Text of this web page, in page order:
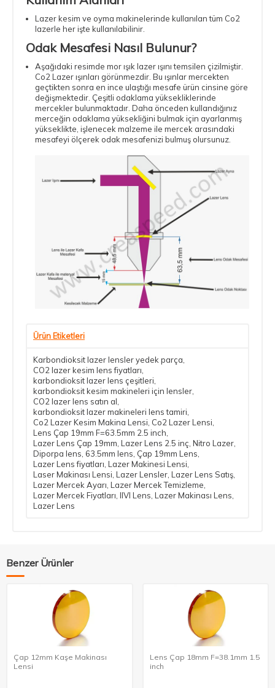
Lazer kesim ve oyma makinelerinde kullanılan tüm Co2
lazerle her işte kullanılabilinir.
Odak Mesafesi Nasıl Bulunur?
Aşağıdaki resimde mor ışık lazer ışını temsilen çizilmiştir.
Co2 Lazer ışınları görünmezdir. Bu ışınlar mercekten
geçtikten sonra en ince ulaştığı mesafe ürün cinsine göre
değişmektedir. Çeşitli odaklama yüksekliklerinde
mercekler bulunmaktadır. Daha önceden kullandığınız
merceğin odaklama yüksekliğini bulmak için ayarlanmış
yükseklikte, işlenecek malzeme ile mercek arasındaki
mesafeyi ölçerek odak mesafenizi bulmuş olursunuz.
Ürün Etiketleri
Karbondioksit lazer lensler yedek parça
CO2 lazer kesim lens fiyatları
karbondioksit lazer lens çeşitleri
karbondioksit kesim makineleri için lensler
CO2 lazer lens satın al
karbondioksit lazer makineleri lens tamiri
Co2 Lazer Kesim Makina Lensi Co2 Lazer Lensi
Lens Çap 19mm F=63.5mm 2.5 inch
Lazer Lens Çap 19mm Lazer Lens 2.5 inç Nitro Lazer
Diporpa lens 63.5mm lens Çap 19mm Lens
Lazer Lens fiyatları Lazer Makinesi Lensi
Laser Makinası Lensi Lazer Lensler Lazer Lens Satış
Lazer Mercek Ayarı Lazer Mercek Temizleme
Lazer Mercek Fiyatları IIVI Lens Lazer Makinası Lens
Lazer Lens
Benzer Ürünler
Çap 12mm Kaşe Makinası
Lensi
Lens Çap 18mm F=38.1mm 1.5
inch